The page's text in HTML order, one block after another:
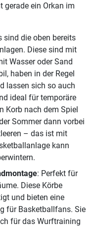
gerade ein Orkan im
sind die oben bereits
Diese sind mit
Wasser oder Sand
haben in der Regel
lassen sich so auch
ideal für temporäre
Korb nach dem Spiel
Sommer dann vorbei
– das ist mit
kann
: Perfekt für
Diese Körbe
und bieten eine
für Basketballfans. Sie
für das Wurftraining